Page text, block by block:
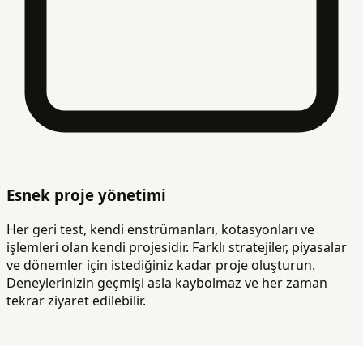
Esnek proje yönetimi
Her geri test, kendi enstrümanları, kotasyonları ve
işlemleri olan kendi projesidir. Farklı stratejiler, piyasalar
ve dönemler için istediğiniz kadar proje oluşturun.
Deneylerinizin geçmişi asla kaybolmaz ve her zaman
tekrar ziyaret edilebilir.